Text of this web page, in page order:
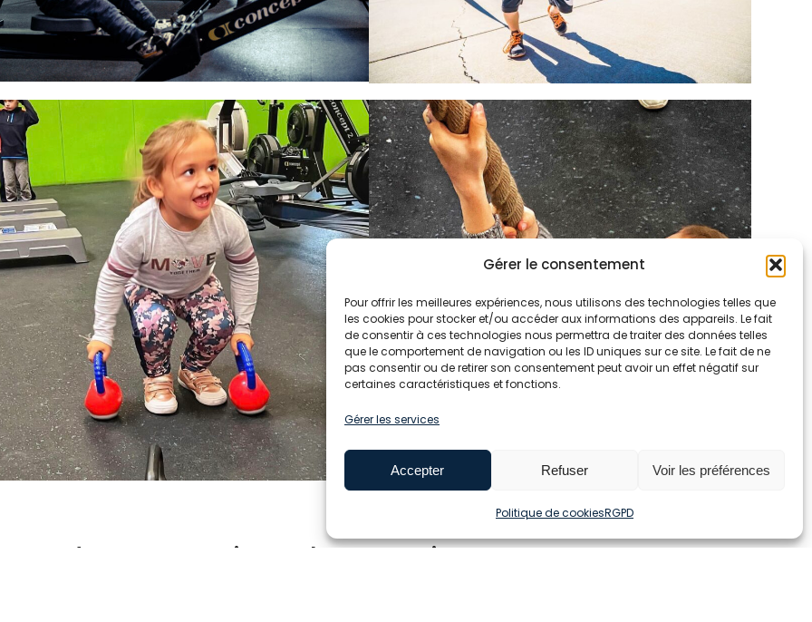
Gérer le consentement
Pour offrir les meilleures expériences, nous utilisons des technologies telles que
les cookies pour stocker et/ou accéder aux informations des appareils. Le fait
de consentir à ces technologies nous permettra de traiter des données telles
que le comportement de navigation ou les ID uniques sur ce site. Le fait de ne
pas consentir ou de retirer son consentement peut avoir un effet négatif sur
certaines caractéristiques et fonctions.
Gérer les services
Accepter Refuser Voir les préférences
Politique de cookiesRGPD
peut pratiquer le CrossFit !